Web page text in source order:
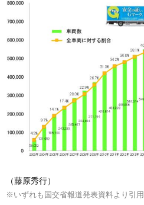
（藤原秀行）
※いずれも国交省報道発表資料より引用